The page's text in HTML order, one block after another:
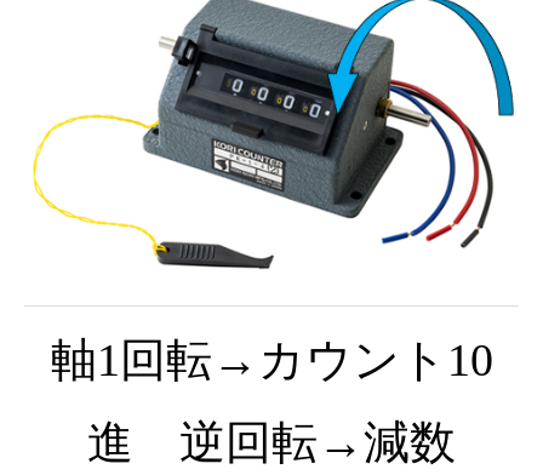
軸1回転→カウント10
進 逆回転→減数